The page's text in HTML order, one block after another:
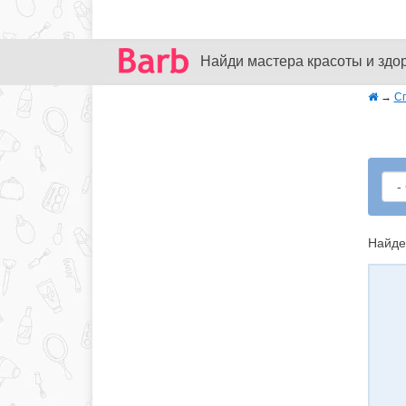
Найди мастера красоты и
→